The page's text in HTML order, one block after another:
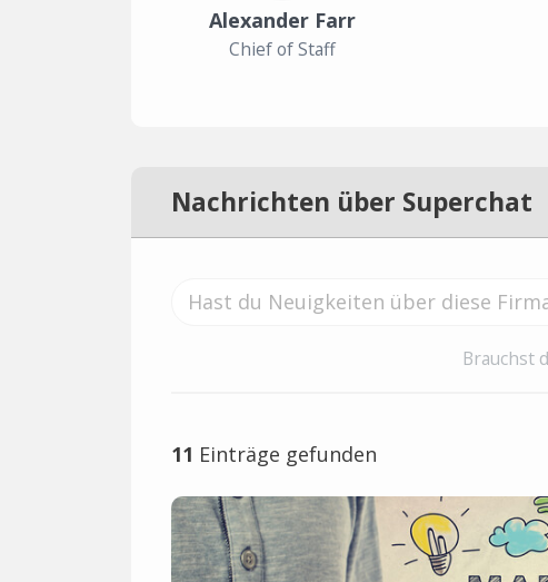
Alexander Farr
Chief of Staff
Nachrichten über Superchat
Brauchst
11 Einträge gefunden